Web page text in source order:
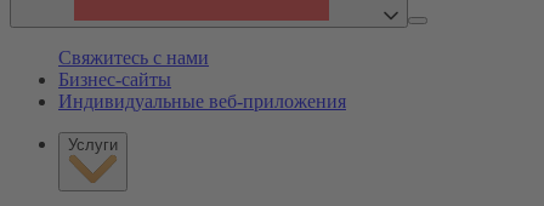
Свяжитесь с нами
Бизнес-сайты
Индивидуальные веб-приложения
Услуги